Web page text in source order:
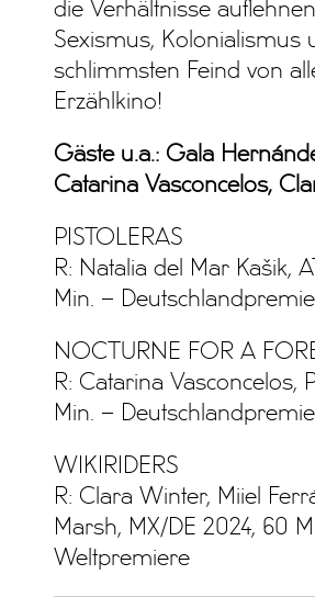
die Verhältnisse
Sexismus, Kolonialismus
schlimmsten Feind von
Erzählkino!
Gäste u.a.: Gala
Catarina Vasconcelos,
PISTOLERAS
R: Natalia del Mar Kašik,
Min. –
NOCTURNE FOR A
R: Catarina Vasconcelos,
Min. –
WIKIRIDERS
R: Clara Winter, Miiel
Marsh, MX/DE 2024, 60
Weltpremiere